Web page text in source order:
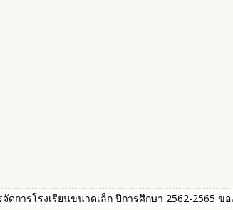
ดการโรงเรียนขนาดเล็ก ปีการศึกษา 2562-2565 ข